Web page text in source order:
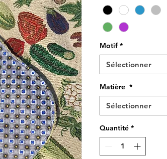
Motif *
Sélectionner
Matière *
Sélectionner
Quantité *